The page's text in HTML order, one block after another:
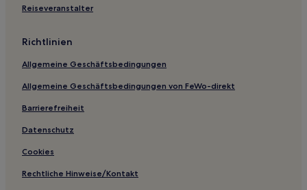
Hotels nahe Plaza de las Nazarenas
Urquillos Hotels
Paltaychayoc Hotels
Hotels nahe Mercado Central de San Pedro
Provinz Paucartambo: Hotels
Hotels nahe Museo Irq’i Yachay
Pachar Hotels
Hotels nahe Andenuniversität von Cusco
Reiseveranstalter
Richtlinien
Allgemeine Geschäftsbedingungen
Allgemeine Geschäftsbedingungen von FeWo-direkt
Barrierefreiheit
Datenschutz
Cookies
Rechtliche Hinweise/Kontakt